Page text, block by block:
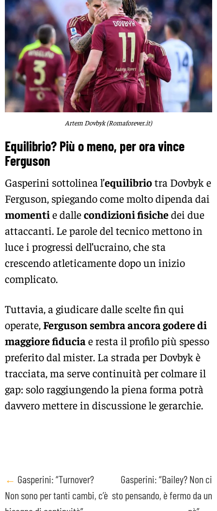
Artem Dovbyk (Romaforever.it)
Equilibrio? Più o meno, per ora vince
Ferguson
Gasperini sottolinea l’equilibriotra Dovbyk e
Ferguson, spiegando come molto dipenda dai
momentie dallecondizioni fisichedei due
attaccanti. Le parole del tecnico mettono in
luce i progressi dell’ucraino, che sta
crescendo atleticamente dopo un inizio
complicato.
Tuttavia, a giudicare dalle scelte fin qui
operate, Ferguson sembra ancora godere di
maggiore fiducia e resta il profilo più spesso
preferito dal mister. La strada per Dovbyk è
tracciata, ma serve continuità per colmare il
gap: solo raggiungendo la piena forma potrà
davvero mettere in discussione le gerarchie.
Post
navigation
← Gasperini: “Turnover?
Non sono per tanti cambi, c’è
Gasperini: “Bailey? Non ci
sto pensando, è fermo da un